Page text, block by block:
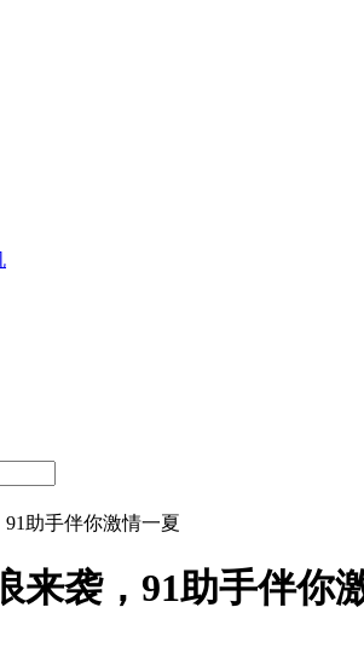
来袭，91助手伴你